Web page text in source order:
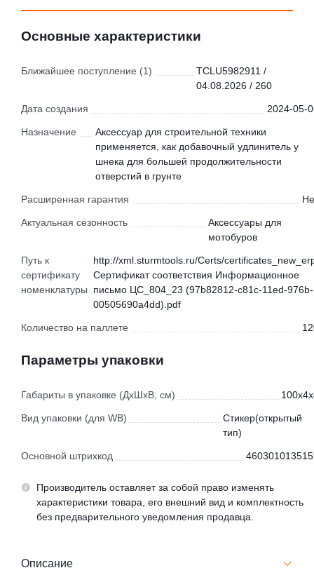
Основные характеристики
Ближайшее поступление (1)
TCLU5982911 /
04.08.2026 / 260
Дата создания 2024-05-
Назначение
Аксессуар для строительной техники
применяется, как добавочный удлинитель у
шнека для большей продолжительности
отверстий в грунте
Расширенная гарантия
Актуальная сезонность
Аксессуары для
мотобуров
Путь к
сертификату
номенклатуры
http://xml.sturmtools.ru/Certs/
Сертификат соответствия Информационное
письмо ЦС_804_23 (97b82812-c81c-11ed-976b-
00505690a4dd).pdf
Количество на паллете
Параметры упаковки
Габариты в упаковке (ДхШхВ, см)
Вид упаковки (для WB)
Стикер(открытый
тип)
Основной штрихкод
Производитель оставляет за собой право изменять
характеристики товара, его внешний вид и комплектность
без предварительного уведомления продавца.
Описание